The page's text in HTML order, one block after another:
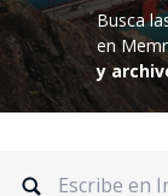
Busca
en
y